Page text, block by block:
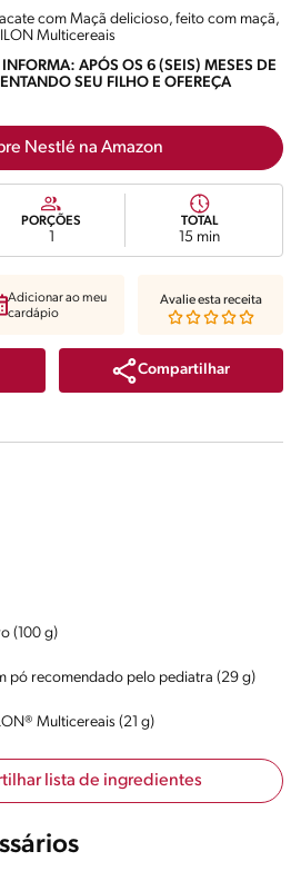
com Maçã delicioso, feito com maçã,
Multicereais
APÓS OS 6 (SEIS) MESES DE
SEU FILHO E OFEREÇA
Nestlé na Amazon
PORÇÕES
1
TOTAL
15 min
Compartilhar
Adicionar ao meu
cardápio
Avalie esta receita
(100 g)
pó recomendado pelo pediatra (29 g)
Multicereais (21 g)
lista de ingredientes